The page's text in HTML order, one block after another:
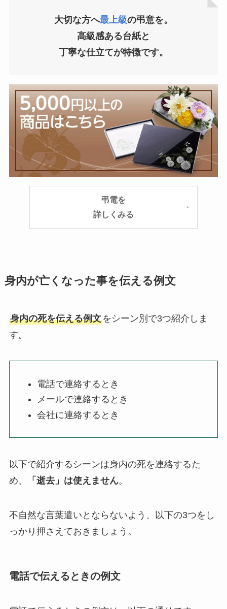
大切な方へ最上級の弔意を。
高級感ある台紙と
丁寧な仕立てが特徴です。
弔電を
詳しくみる
身内が亡くなった事を伝える例文
身内の死を伝える例文をシーン別で3つ紹介しま
す。
電話で連絡するとき
メールで連絡するとき
会社に連絡するとき
以下で紹介するシーンは身内の死を連絡するた
め、
「逝去」は使えません。
不自然な言葉遣いとならないよう、以下の3つをし
っかり押さえておきましょう。
電話で伝えるときの例文